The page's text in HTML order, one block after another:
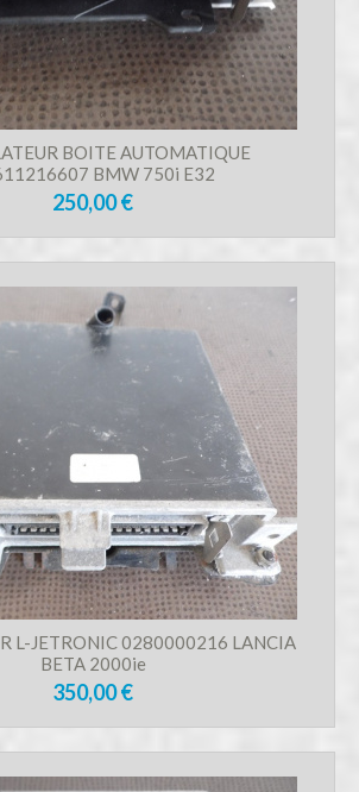
BOITE AUTOMATIQUE
BMW 750i E32
250,00 €
L-JETRONIC 0280000216 LANCIA
BETA 2000ie
350,00 €